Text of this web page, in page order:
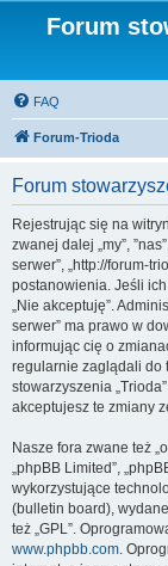
Forum
FAQ
Forum-Trioda
Forum
Rejestrując się na
zwanej dalej „my”,
serwer”, „http://forum-
postanowienia. Jeśli
„Nie akceptuję”.
serwer” ma prawo w
informując cię o
regularnie zaglądali do
stowarzyszenia
akceptujesz te zmiany
Nasze fora zwane też
„phpBB Limited”,
wykorzystujące
(bulletin board),
też „GPL”.
www.phpbb.com.